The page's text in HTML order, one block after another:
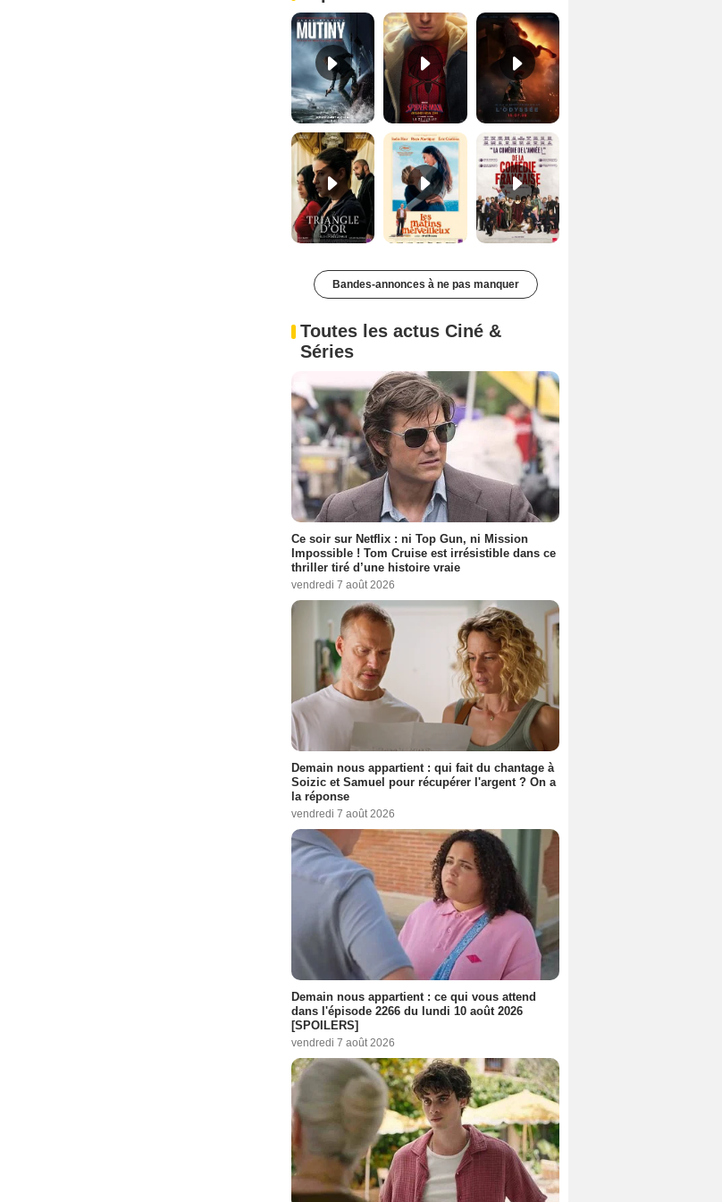
Le Triangle d'or Bande-annonce VF De la Comédie-Française Teaser VF
Bandes-annonces à ne pas manquer
Toutes les actus Ciné &
Séries
Ce soir sur Netflix : ni Top Gun, ni Mission
Impossible ! Tom Cruise est irrésistible dans ce
thriller tiré d’une histoire vraie
vendredi 7 août 2026
Demain nous appartient : qui fait du chantage à
Soizic et Samuel pour récupérer l'argent ? On a
la réponse
vendredi 7 août 2026
Demain nous appartient : ce qui vous attend
dans l'épisode 2266 du lundi 10 août 2026
[SPOILERS]
vendredi 7 août 2026